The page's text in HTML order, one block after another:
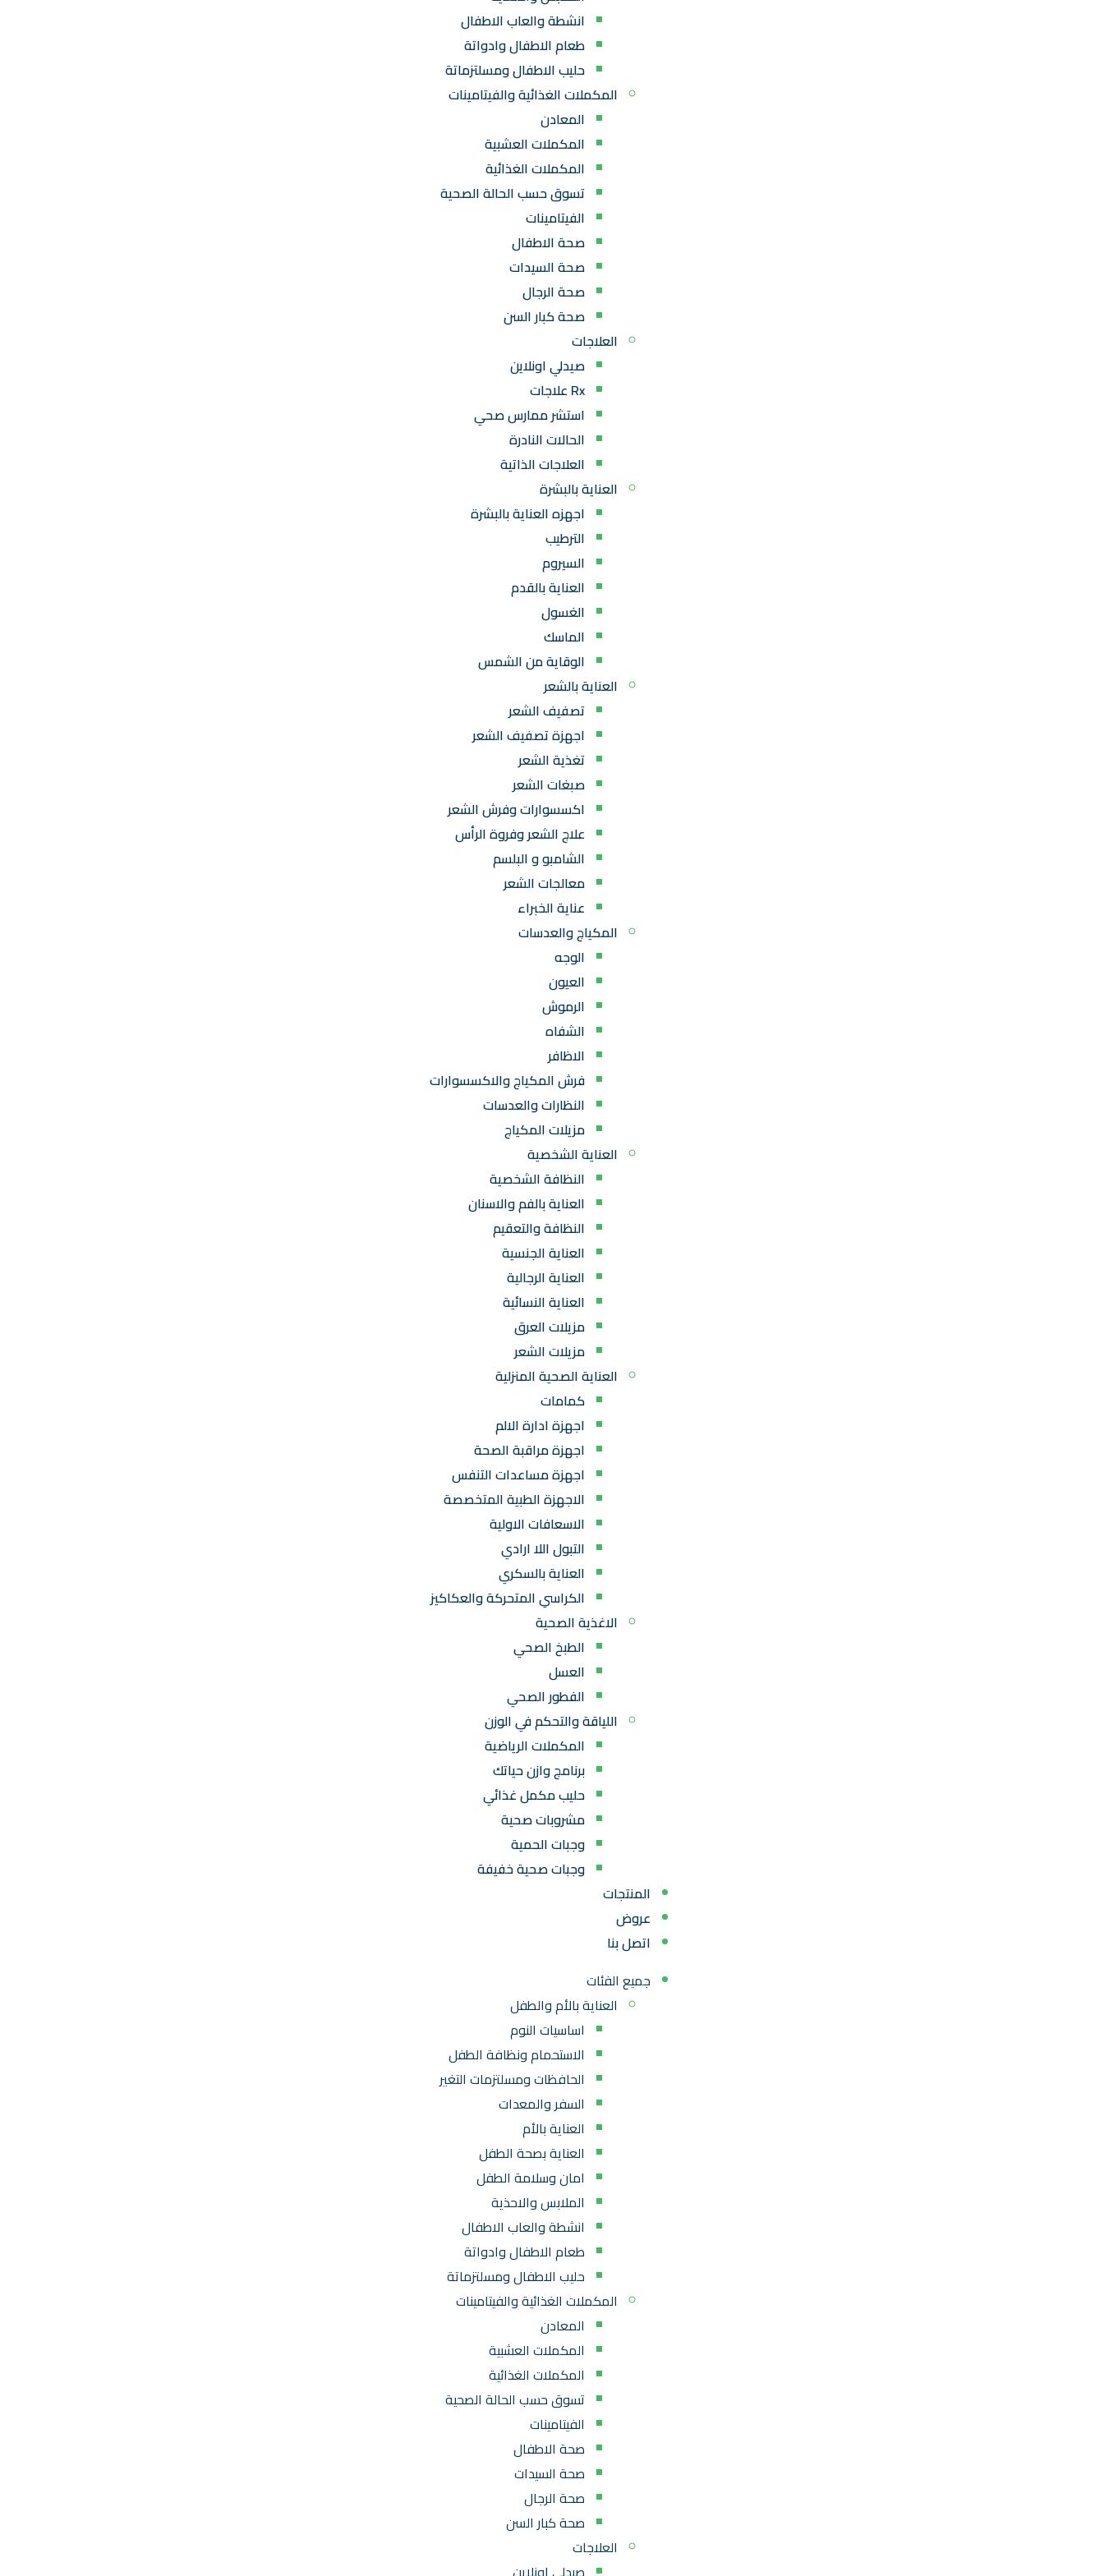
انشطة والعاب الاطفال
طعام الاطفال وادواتة
حليب الاطفال ومسلتزماتة
المكملات الغذائية والفيتامينات
المعادن
المكملات العشبية
المكملات الغذائية
تسوق حسب الحالة الصحية
الفيتامينات
صحة الاطفال
صحة السيدات
صحة الرجال
صحة كبار السن
العلاجات
صيدلي اونلاين
Rx علاجات
استشر ممارس صحي
الحالات النادرة
العلاجات الذاتية
العناية بالبشرة
اجهزه العناية بالبشرة
الترطيب
السيروم
العناية بالقدم
الغسول
الماسك
الوقاية من الشمس
العناية بالشعر
تصفيف الشعر
اجهزة تصفيف الشعر
تغذية الشعر
صبغات الشعر
اكسسوارات وفرش الشعر
علاج الشعر وفروة الرأس
الشامبو و البلسم
معالجات الشعر
عناية الخبراء
المكياج والعدسات
الوجه
العيون
الرموش
الشفاه
الاظافر
فرش المكياج والاكسسوارات
النظارات والعدسات
مزيلات المكياج
العناية الشخصية
النظافة الشخصية
العناية بالفم والاسنان
النظافة والتعقيم
العناية الجنسية
العناية الرجالية
العناية النسائية
مزيلات العرق
مزيلات الشعر
العناية الصحية المنزلية
كمامات
اجهزة ادارة الالم
اجهزة مراقبة الصحة
اجهزة مساعدات التنفس
الاجهزة الطبية المتخصصة
الاسعافات الاولية
التبول اللا ارادي
العناية بالسكري
الكراسي المتحركة والعكاكيز
الاغذية الصحية
الطبخ الصحي
العسل
الفطور الصحي
اللياقة والتحكم في الوزن
المكملات الرياضية
برنامج وازن حياتك
حليب مكمل غذائي
مشروبات صحية
وجبات الحمية
وجبات صحية خفيفة
المنتجات
عروض
اتصل بنا
جميع الفئات
العناية بالأم والطفل
اساسيات النوم
الاستحمام ونظافة الطفل
الحافظات ومسلتزمات التغير
السفر والمعدات
العناية بالأم
العناية بصحة الطفل
امان وسلامة الطفل
الملابس والاحذية
انشطة والعاب الاطفال
طعام الاطفال وادواتة
حليب الاطفال ومسلتزماتة
المكملات الغذائية والفيتامينات
المعادن
المكملات العشبية
المكملات الغذائية
تسوق حسب الحالة الصحية
الفيتامينات
صحة الاطفال
صحة السيدات
صحة الرجال
صحة كبار السن
العلاجات